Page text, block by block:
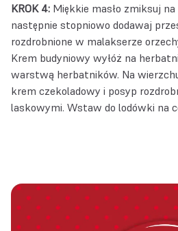
KROK 4: Miękkie masło zmiksuj
następnie stopniowo dodawaj
rozdrobnione w malakserze
Krem budyniowy wyłóż na
warstwą herbatników. Na
krem czekoladowy i posyp
laskowymi. Wstaw do lodówki na